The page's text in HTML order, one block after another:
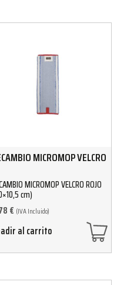
MICROMOP VELCRO
MICROMOP VELCRO ROJO
cm)
€ (IVA Incluido)
al carrito